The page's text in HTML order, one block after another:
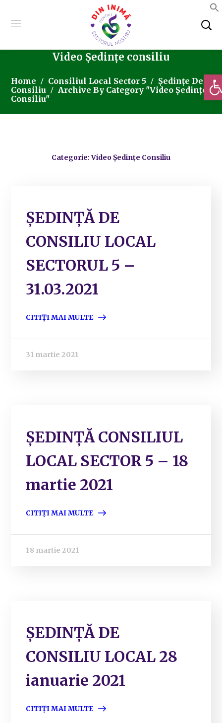
Video Ședințe consiliu
Home Consiliul Local Sector 5
Ședințe De
Consiliu
Archive By Category "Video Ședințe
Consiliu"
Categorie: Video Ședințe Consiliu
ȘEDINȚĂ DE
CONSILIU LOCAL
SECTORUL 5 –
31.03.2021
CITIȚI MAI MULTE
31 martie 2021
ȘEDINȚĂ CONSILIUL
LOCAL SECTOR 5 – 18
martie 2021
CITIȚI MAI MULTE
18 martie 2021
ȘEDINȚĂ DE
CONSILIU LOCAL 28
ianuarie 2021
CITIȚI MAI MULTE